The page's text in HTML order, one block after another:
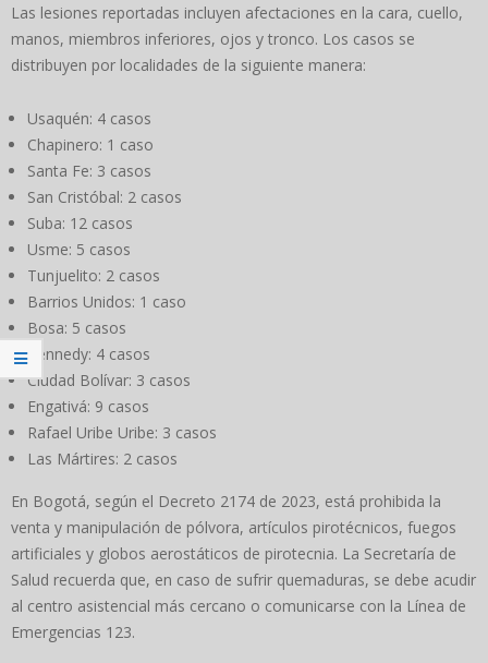
Las lesiones reportadas incluyen afectaciones en la cara, cuello,
manos, miembros inferiores, ojos y tronco. Los casos se
distribuyen por localidades de la siguiente manera:
Usaquén: 4 casos
Chapinero: 1 caso
Santa Fe: 3 casos
San Cristóbal: 2 casos
Suba: 12 casos
Usme: 5 casos
Tunjuelito: 2 casos
Barrios Unidos: 1 caso
Bosa: 5 casos
Kennedy: 4 casos
Ciudad Bolívar: 3 casos
Engativá: 9 casos
Rafael Uribe Uribe: 3 casos
Las Mártires: 2 casos
En Bogotá, según el Decreto 2174 de 2023, está prohibida la
venta y manipulación de pólvora, artículos pirotécnicos, fuegos
artificiales y globos aerostáticos de pirotecnia. La Secretaría de
Salud recuerda que, en caso de sufrir quemaduras, se debe acudir
al centro asistencial más cercano o comunicarse con la Línea de
Emergencias 123.